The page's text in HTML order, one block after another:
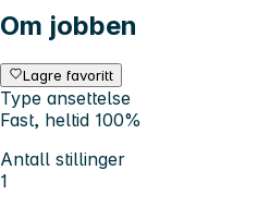
Om jobben
Lagre favoritt
Type ansettelse
Fast, heltid 100%
Antall stillinger
1